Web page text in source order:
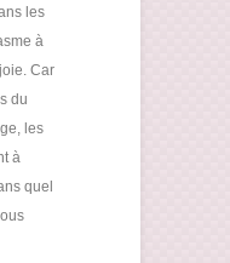
les
à
Car
du
les
à
quel